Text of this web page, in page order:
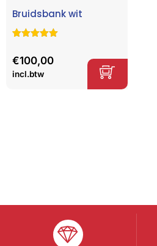
Bruidsbank wit
gebaseerd
opklant
waarderinge
€100,00
incl.btw